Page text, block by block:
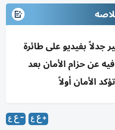
جدلاً بفيديو على طائرة
عن حزام الأمان بعد
الأمان أولاً